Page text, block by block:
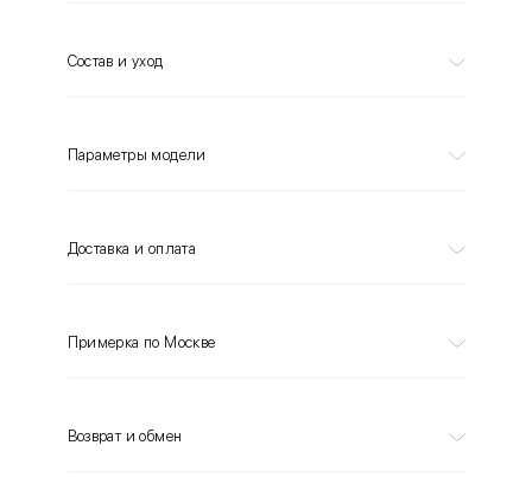
Состав и уход
Параметры модели
Доставка и оплата
Примерка по Москве
Возврат и обмен